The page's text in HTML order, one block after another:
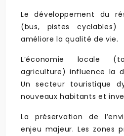
Le développement du
(bus, pistes cyclables)
améliore la qualité de vie.
L’économie locale
agriculture) influence la
Un secteur touristique
nouveaux habitants et
La préservation de
enjeu majeur. Les zones